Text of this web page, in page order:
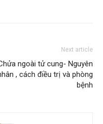
Next article
ngoài tử cung- Nguyên
, cách điều trị và phòng
bệnh